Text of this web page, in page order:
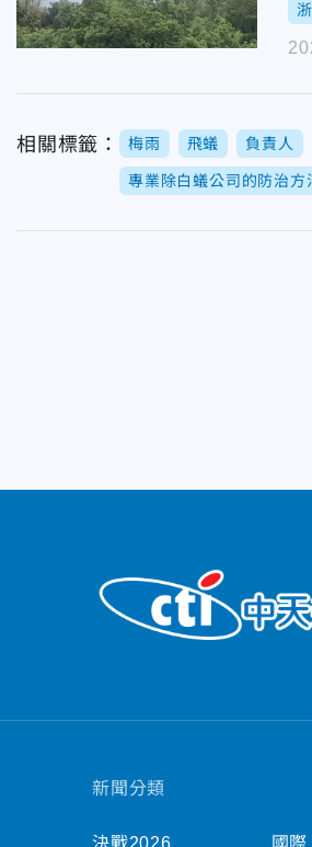
相關標籤： 梅雨 飛蟻 負責人
專業除白蟻公司的防治方
新聞分類
決戰2026 國際